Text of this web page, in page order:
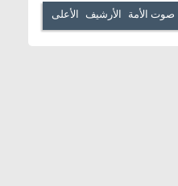
صوت الأمة الأرشيف الأعلى